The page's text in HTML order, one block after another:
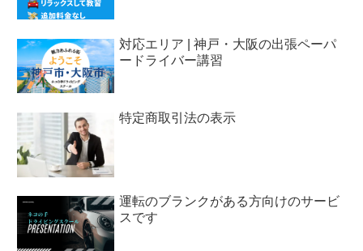
対応エリア | 神戸・大阪の出張ペーパ
ードライバー講習
特定商取引法の表示
運転のブランクがある方向けのサービ
スです